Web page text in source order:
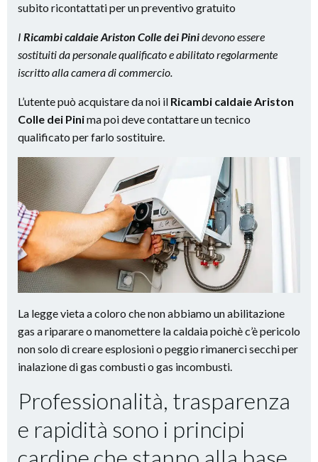
subito ricontattati per un preventivo gratuito
I Ricambi caldaie Ariston Colle dei Pinidevono essere
sostituiti da personale qualificato e abilitato regolarmente
iscritto alla camera di commercio.
L’utente può acquistare da noi il Ricambi caldaie Ariston
Colle dei Pinima poi deve contattare un tecnico
qualificato per farlo sostituire.
La legge vieta a coloro che non abbiamo un abilitazione
gas a riparare o manomettere la caldaia poichè c’è pericolo
non solo di creare esplosioni o peggio rimanerci secchi per
inalazione di gas combusti o gas incombusti.
Professionalità, trasparenza
e rapidità sono i principi